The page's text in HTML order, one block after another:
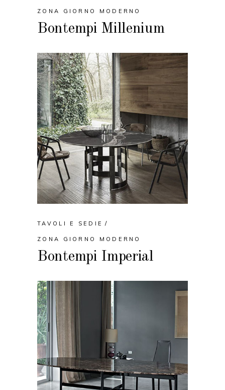
ZONA GIORNO MODERNO
Bontempi Millenium
TAVOLI E SEDIE
ZONA GIORNO MODERNO
Bontempi Imperial